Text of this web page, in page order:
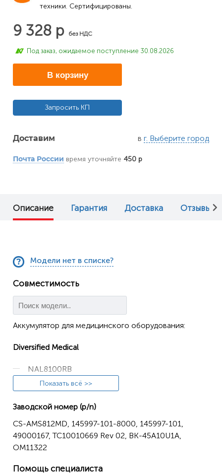
техники. Сертифицированы.
9 328 р без НДС
Под заказ, ожидаемое поступление 30.08.2026
В корзину
Запросить КП
Доставим в г. Выберите город
Почта России время уточняйте 450 р
Описание Гарантия Доставка Отзывы (0)
Модели нет в списке?
Совместимость
Аккумулятор для медицинского оборудования:
Diversified Medical
NAL8100RB
Alaris Medicalsystems
8000
8015
8220
Показать всё >>
Заводской номер (p/n)
CS-AMS812MD, 145997-101-8000, 145997-101,
49000167, TC10010669 Rev 02, BK-45A10U1A,
OM11322
Помощь специалиста